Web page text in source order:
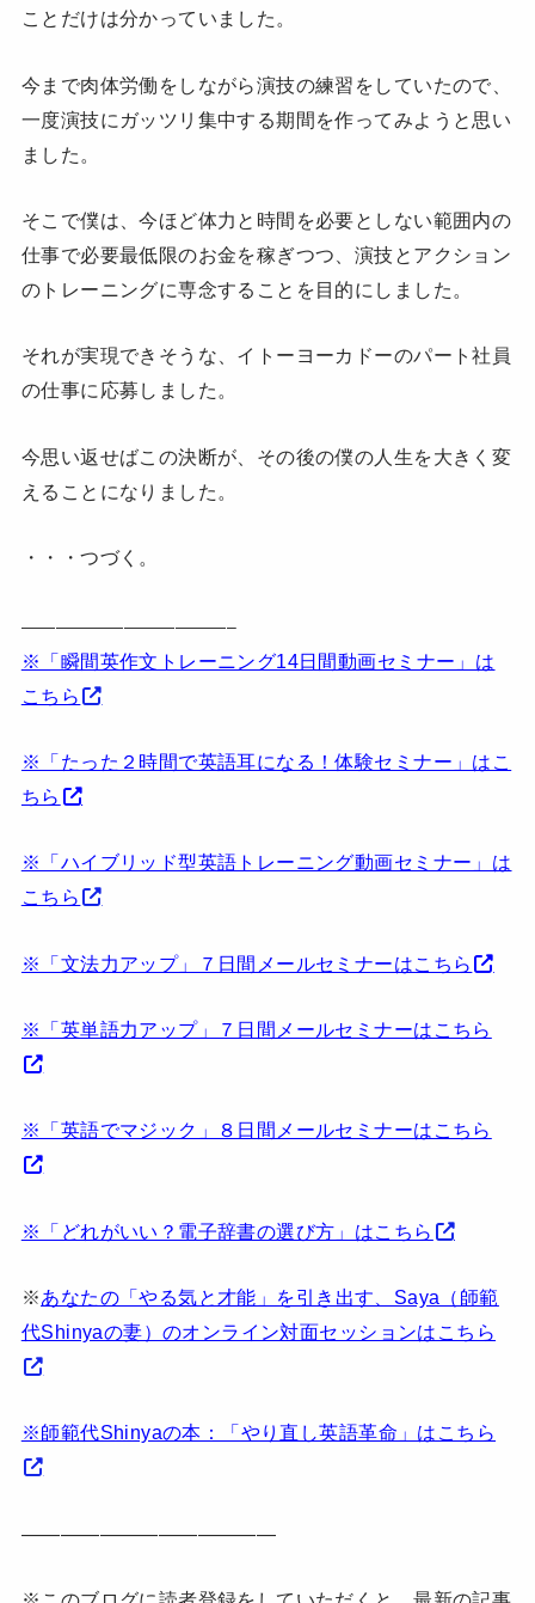
ことだけは分かっていました。
今まで肉体労働をしながら演技の練習をしていたので、
一度演技にガッツリ集中する期間を作ってみようと思い
ました。
そこで僕は、今ほど体力と時間を必要としない範囲内の
仕事で必要最低限のお金を稼ぎつつ、演技とアクション
のトレーニングに専念することを目的にしました。
それが実現できそうな、イトーヨーカドーのパート社員
の仕事に応募しました。
今思い返せばこの決断が、その後の僕の人生を大きく変
えることになりました。
・・・つづく。
————————————–
※「瞬間英作文トレーニング14日間動画セミナー」は
こちら
※「たった２時間で英語耳になる！体験セミナー」はこ
ちら
※「ハイブリッド型英語トレーニング動画セミナー」は
こちら
※「文法力アップ」７日間メールセミナーはこちら
※「英単語力アップ」７日間メールセミナーはこちら
※「英語でマジック」８日間メールセミナーはこちら
※「どれがいい？電子辞書の選び方」はこちら
※あなたの「やる気と才能」を引き出す、Saya（師範
代Shinyaの妻）のオンライン対面セッションはこちら
※師範代Shinyaの本：「やり直し英語革命」はこちら
—————————————